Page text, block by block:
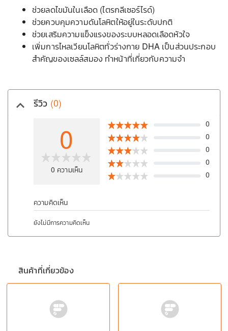
ช่วยลดไขมันในเลือด (ไตรกลีเซอร์ไรด์)
ช่วยควบคุมความดันโลหิตให้อยู่ในระดับปกติ
ช่วยเสริมความแข็งแรงของระบบหลอดเลือดหัวใจ
เพิ่มการไหลเวียนโลหิตทั่วร่างกาย DHA เป็นส่วนประกอบ
สำคัญของเซลล์สมอง ทำหน้าที่เกี่ยวกับความจำ
รีวิว (0)
keyboard_arrow_up
0
0 ความเห็น
0
0
0
0
0
ความคิดเห็น
ยังไม่มีการความคิดเห็น
สินค้าที่เกี่ยวข้อง